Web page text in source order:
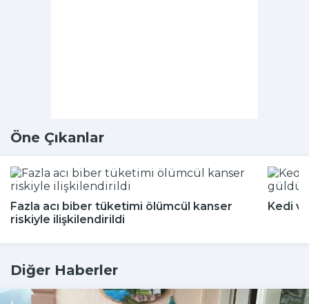
Öne Çıkanlar
Fazla acı biber tüketimi ölümcül kanser
riskiyle ilişkilendirildi
Kedi
Diğer Haberler